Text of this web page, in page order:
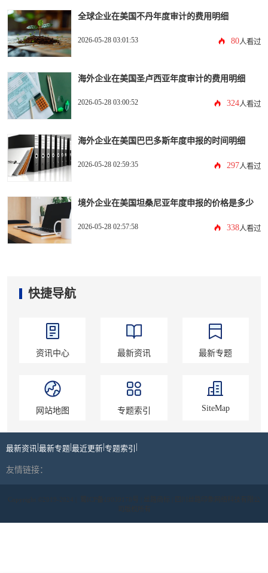
全球企业在美国不丹年度审计的费用明细
2026-05-28 03:01:53 80人看过
海外企业在美国圣卢西亚年度审计的费用明细
2026-05-28 03:00:52 324人看过
海外企业在美国巴巴多斯年度申报的时间明细
2026-05-28 02:59:35 297人看过
境外企业在美国坦桑尼亚年度申报的价格是多少
2026-05-28 02:57:58 338人看过
快捷导航
资讯中心 最新资讯 最新专题
网站地图 专题索引 SiteMap
最新资讯 |最新专题|最近更新|专题索引 |
友情链接：